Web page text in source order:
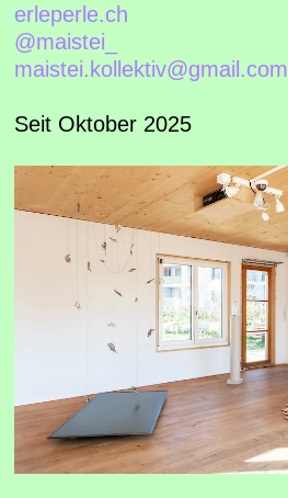
erleperle.ch
@maistei_
maistei.kollektiv@gmail.com
Seit Oktober 2025